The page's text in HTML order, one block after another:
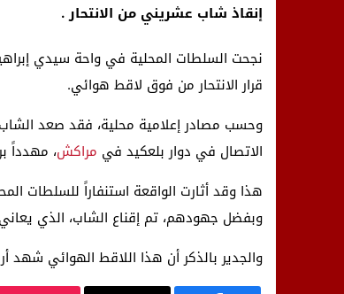
إنقاذ شاب عشريني من الانتحار .
نجحت السلطات المحلية في واحة سيدي
قرار الانتحار من فوق لاقط هوائي.
وحسب مصادر إعلامية محلية، فقد صعد
الاتصال في دوار بلعكيد في مراكش، مهدداً
هذا وقد أثارت الواقعة استنفاراً للسلطات
وبفضل جهودهم، تم إقناع الشاب، الذي
والجدير بالذكر أن هذا اللاقط الهوائي شهد